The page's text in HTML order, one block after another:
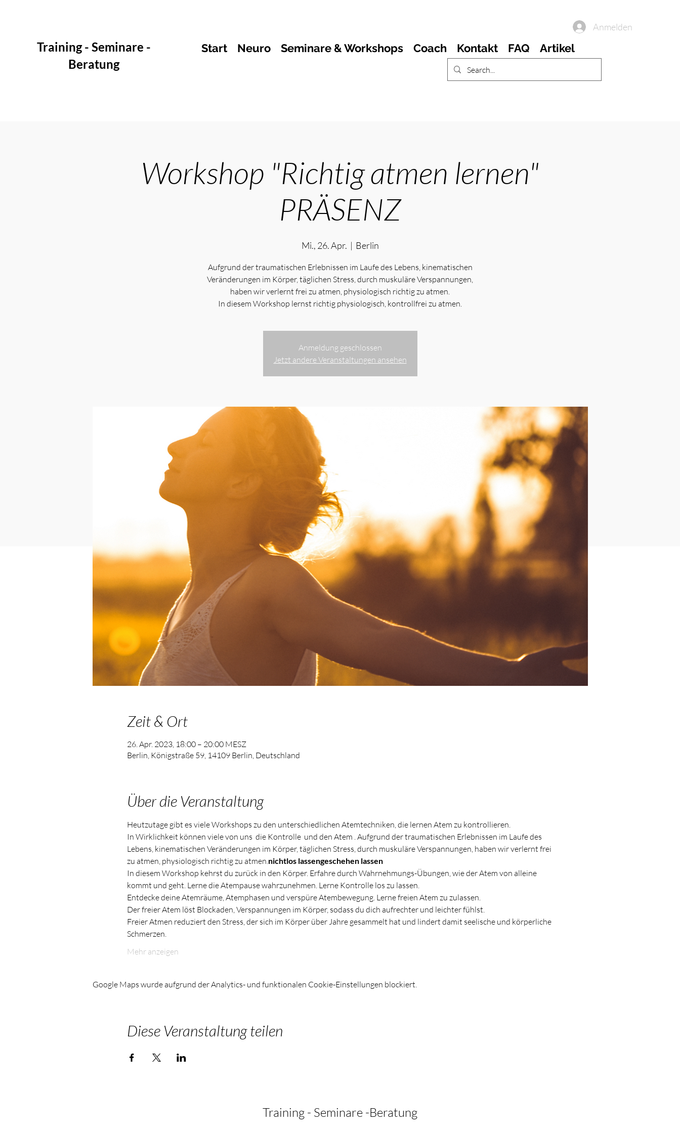
Training - Seminare -
Beratung
Anmelden
Start Neuro Seminare & Workshops Coach Kontakt FAQ Artikel
Workshop "Richtig atmen lernen"
PRÄSENZ
Mi., 26. Apr.
  |
Berlin
Aufgrund der traumatischen Erlebnissen im Laufe des Lebens, kinematischen
Veränderungen im Körper, täglichen Stress, durch muskuläre Verspannungen,
haben wir verlernt frei zu atmen, physiologisch richtig zu atmen.
In diesem Workshop lernst richtig physiologisch, kontrollfrei zu atmen.
Anmeldung geschlossen
Jetzt andere Veranstaltungen ansehen
Zeit & Ort
26. Apr. 2023, 18:00 – 20:00 MESZ
Berlin, Königstraße 59, 14109 Berlin, Deutschland
Über die Veranstaltung
Heutzutage gibt es viele Workshops zu den unterschiedlichen Atemtechniken, die lernen Atem zu kontrollieren.
In Wirklichkeit können viele von uns die Kontrolle und den Atem . Aufgrund der traumatischen Erlebnissen im Laufe des
Lebens, kinematischen Veränderungen im Körper, täglichen Stress, durch muskuläre Verspannungen, haben wir verlernt frei
zu atmen, physiologisch richtig zu atmen.nichtlos lassengeschehen lassen
In diesem Workshop kehrst du zurück in den Körper. Erfahre durch Wahrnehmungs-Übungen, wie der Atem von alleine
kommt und geht. Lerne die Atempause wahrzunehmen. Lerne Kontrolle los zu lassen.
Entdecke deine Atemräume, Atemphasen und verspüre Atembewegung. Lerne freien Atem zu zulassen.
Der freier Atem löst Blockaden, Verspannungen im Körper, sodass du dich aufrechter und leichter fühlst.
Freier Atmen reduziert den Stress, der sich im Körper über Jahre gesammelt hat und lindert damit seelische und körperliche
Schmerzen.
Mehr anzeigen
Google Maps wurde aufgrund der Analytics- und funktionalen Cookie-Einstellungen blockiert.
Diese Veranstaltung teilen
Training - Seminare -Beratung